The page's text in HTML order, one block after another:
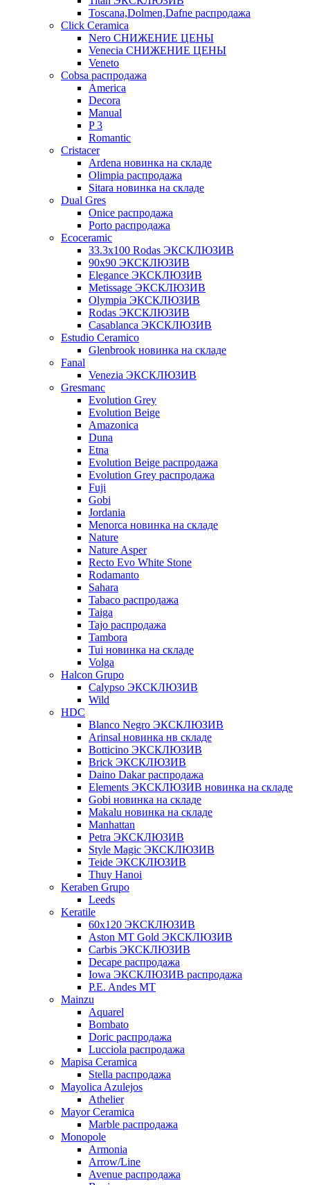
Toscana,Dolmen,Dafne распродажа
Cliсk Ceramica
Nero СНИЖЕНИЕ ЦЕНЫ
Venecia СНИЖЕНИЕ ЦЕНЫ
Veneto
Cobsa распродажа
America
Decora
Manual
P 3
Romantic
Cristacer
Ardena новинка на складе
Olimpia распродажа
Sitara новинка на складе
Dual Gres
Onice распродажа
Porto распродажа
Ecoceramic
33.3х100 Rodas ЭКСКЛЮЗИВ
90x90 ЭКСКЛЮЗИВ
Elegance ЭКСКЛЮЗИВ
Metissage ЭКСКЛЮЗИВ
Olympia ЭКСКЛЮЗИВ
Rodas ЭКСКЛЮЗИВ
Сasablanca ЭКСКЛЮЗИВ
Estudio Ceramico
Glenbrook новинка на складе
Fanal
Venezia ЭКСКЛЮЗИВ
Gresmanc
Evolution Grey
Evolution Beige
Amazonica
Duna
Etna
Evolution Beige распродажа
Evolution Grey распродажа
Fuji
Gobi
Jordania
Menorca новинка на складе
Nature
Nature Asper
Recto Evo White Stone
Rodamanto
Sahara
Tabaco распродажа
Taiga
Tajo распродажа
Tambora
Tui новинка на складе
Volga
Halcon Grupo
Calypso ЭКСКЛЮЗИВ
Wild
HDC
Blanco Negro ЭКСКЛЮЗИВ
Arinsal новинка нв складе
Botticino ЭКСКЛЮЗИВ
Brick ЭКСКЛЮЗИВ
Daino Dakar распродажа
Elements ЭКСКЛЮЗИВ новинка на складе
Gobi новинка на складе
Makalu новинка на складе
Manhattan
Petra ЭКСКЛЮЗИВ
Style Magic ЭКСКЛЮЗИВ
Teide ЭКСКЛЮЗИВ
Thuy Hanoi
Keraben Grupo
Leeds
Keratile
60х120 ЭКСКЛЮЗИВ
Aston MT Gold ЭКСКЛЮЗИВ
Carbis ЭКСКЛЮЗИВ
Decape распродажа
Iowa ЭКСКЛЮЗИВ распродажа
P.E. Andes MT
Mainzu
Aquarel
Bombato
Doric распродажа
Lucciola распродажа
Mapisa Ceramica
Stella распродажа
Mayolica Azulejos
Athelier
Mayor Ceramica
Marble распродажа
Monopole
Armonia
Arrow/Line
Avenue распродажа